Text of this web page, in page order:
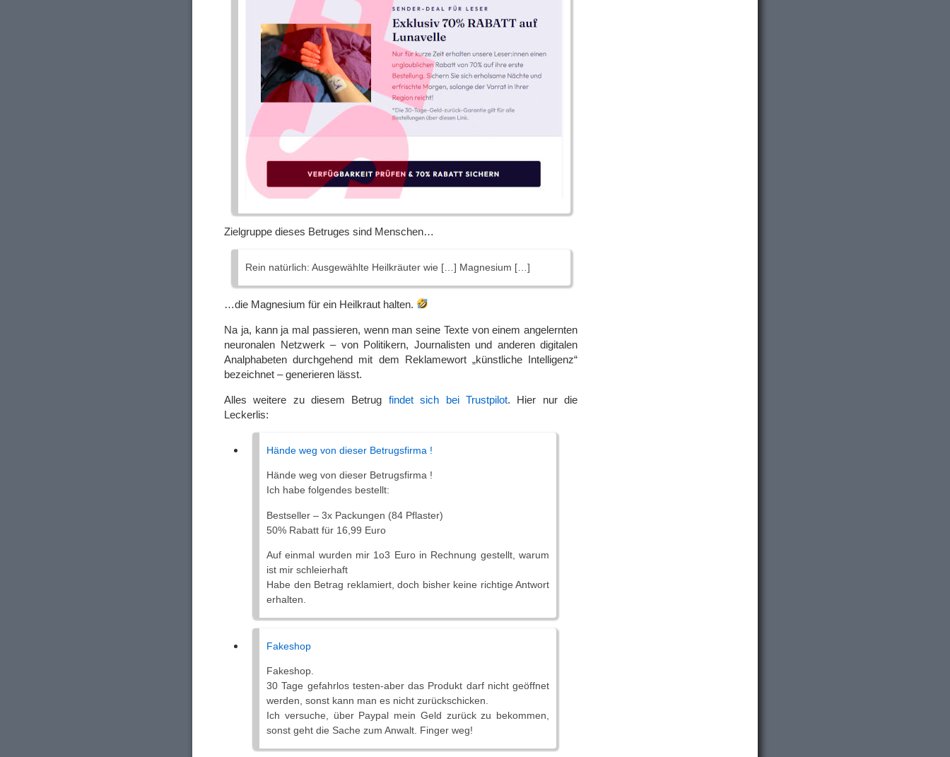
Zielgruppe dieses Betruges sind Menschen…
Rein natürlich: Ausgewählte Heilkräuter wie […] Magnesium […]
…die Magnesium für ein Heilkraut halten.
Na ja, kann ja mal passieren, wenn man seine Texte von einem angelernten
neuronalen Netzwerk – von Politikern, Journalisten und anderen digitalen
Analphabeten durchgehend mit dem Reklamewort „künstliche Intelligenz“
bezeichnet – generieren lässt.
Alles weitere zu diesem Betrug findet sich bei Trustpilot. Hier nur die
Leckerlis:
Hände weg von dieser Betrugsfirma !
Hände weg von dieser Betrugsfirma !
Ich habe folgendes bestellt:
Bestseller – 3x Packungen (84 Pflaster)
50% Rabatt für 16,99 Euro
Auf einmal wurden mir 1o3 Euro in Rechnung gestellt, warum
ist mir schleierhaft
Habe den Betrag reklamiert, doch bisher keine richtige Antwort
erhalten.
Fakeshop
Fakeshop.
30 Tage gefahrlos testen-aber das Produkt darf nicht geöffnet
werden, sonst kann man es nicht zurückschicken.
Ich versuche, über Paypal mein Geld zurück zu bekommen,
sonst geht die Sache zum Anwalt. Finger weg!